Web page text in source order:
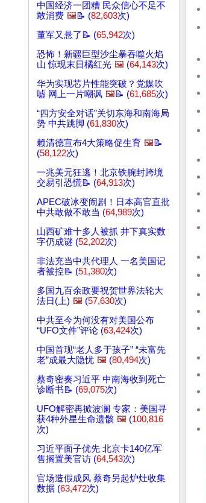
中国经济一团糟 民众信心不足不
敢消费 🖼️📝 (82,603次)
董军又悬了📝 (65,942次)
恐怖！新疆巨型沙尘暴吞噬火焰
山 惊现末日橘红光 🖼️ (64,143次)
华为实现芯片性能突破？党媒吹
嘘 网上一片嘲讽 🖼️📝 (61,685次)
“四方安全对话”关切东海和南海局
势 中共跳脚 (61,830次)
赖清德宣布4大策略促生育 🖼️📝
(58,122次)
一兆美元狂逃！北京铁腕封跨境
交易引恐慌📝 (64,913次)
APEC破冰变闹剧！日本高官直批
中共敢做不敢当 (64,989次)
山西矿难十多人被抓 井下真实数
字仍成谜 (52,202次)
非法充当中共代理人 一名美国记
者被控📝 (51,380次)
多国九百余政要祝贺世界法轮大
法日(上) 🖼️ (57,630次)
中共至今为何没有对美国公布
“UFO文件”评论 (63,424次)
中国首现“老人多于孩子” “未富先
老”成最大隐忧 🖼️ (80,494次)
蔡奇密奏习近平 中南海收到死亡
诊断书📝 (69,075次)
UFO解密再掀波澜 专家：美国寻
获4种外星生命遗骸 🖼️ (100,816
次)
习近平面子优先 北京卡140亿军
售搁置美官访 (64,543次)
官场造假成风 蔡奇另起炉灶收集
数据 (63,472次)